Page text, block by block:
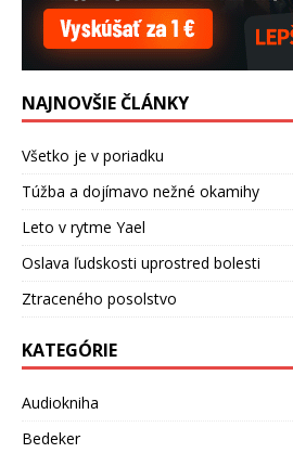
NAJNOVŠIE ČLÁNKY
Všetko je v poriadku
Túžba a dojímavo nežné okamihy
Leto v rytme Yael
Oslava ľudskosti uprostred bolesti
Ztraceného posolstvo
KATEGÓRIE
Audiokniha
Bedeker